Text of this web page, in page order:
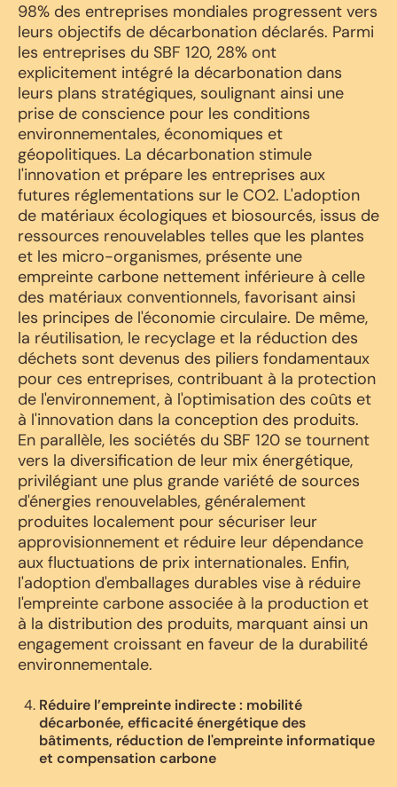
98% des entreprises mondiales progressent vers
leurs objectifs de décarbonation déclarés. Parmi
les entreprises du SBF 120, 28% ont
explicitement intégré la décarbonation dans
leurs plans stratégiques, soulignant ainsi une
prise de conscience pour les conditions
environnementales, économiques et
géopolitiques. La décarbonation stimule
l'innovation et prépare les entreprises aux
futures réglementations sur le CO2. L'adoption
de matériaux écologiques et biosourcés, issus de
ressources renouvelables telles que les plantes
et les micro-organismes, présente une
empreinte carbone nettement inférieure à celle
des matériaux conventionnels, favorisant ainsi
les principes de l'économie circulaire. De même,
la réutilisation, le recyclage et la réduction des
déchets sont devenus des piliers fondamentaux
pour ces entreprises, contribuant à la protection
de l'environnement, à l'optimisation des coûts et
à l'innovation dans la conception des produits.
En parallèle, les sociétés du SBF 120 se tournent
vers la diversification de leur mix énergétique,
privilégiant une plus grande variété de sources
d'énergies renouvelables, généralement
produites localement pour sécuriser leur
approvisionnement et réduire leur dépendance
aux fluctuations de prix internationales. Enfin,
l'adoption d'emballages durables vise à réduire
l'empreinte carbone associée à la production et
à la distribution des produits, marquant ainsi un
engagement croissant en faveur de la durabilité
environnementale.
Réduire l’empreinte indirecte : mobilité
décarbonée, efficacité énergétique des
bâtiments, réduction de l'empreinte informatique
et compensation carbone